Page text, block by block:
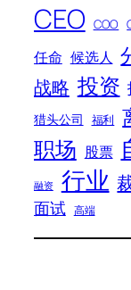
CEO COO
任命 候选人
战略 投资
猎头公司 福利
职场 股票
融资 行业
面试 高端